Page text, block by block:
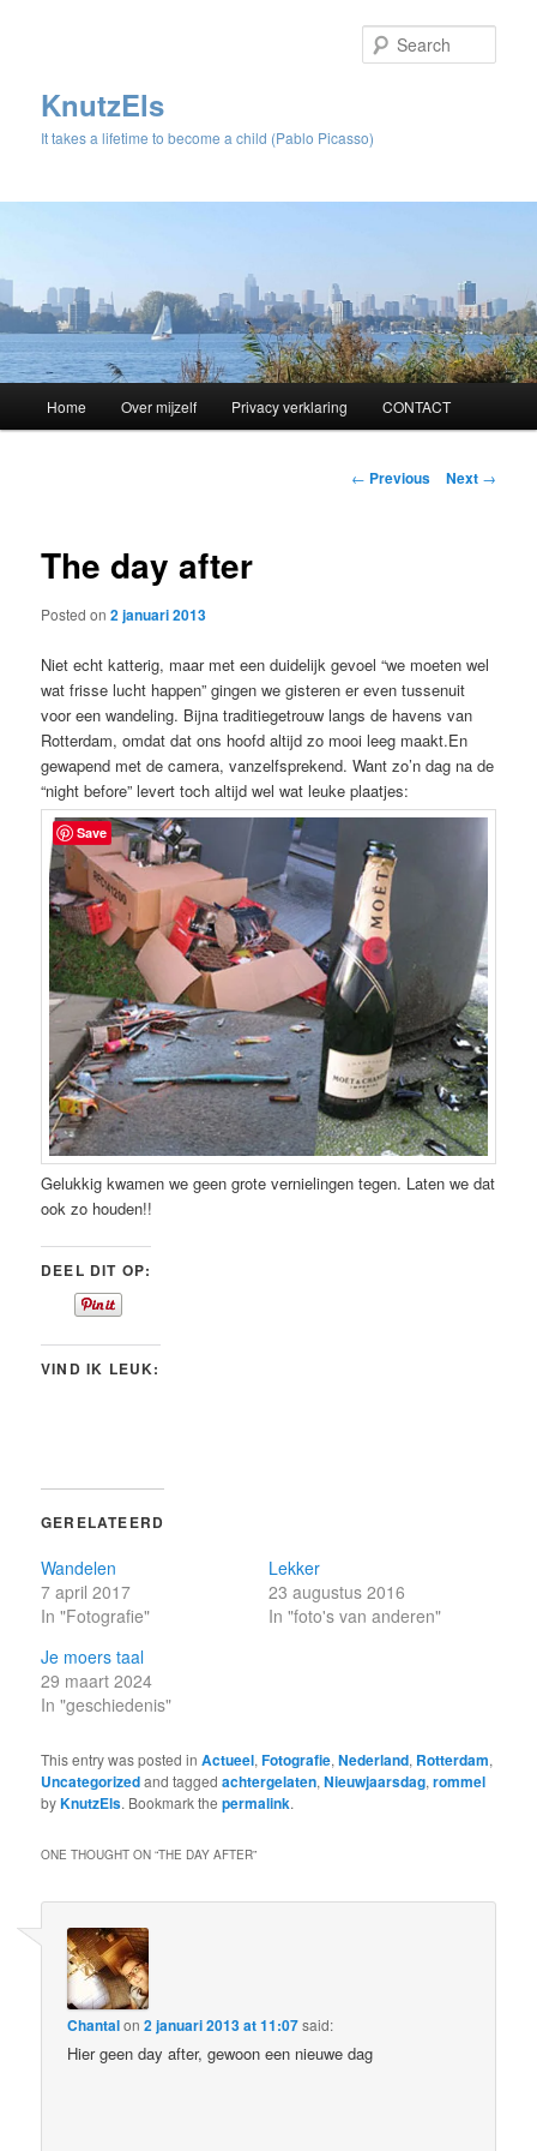
KnutzEls
It takes a lifetime to become a child (Pablo Picasso)
Skip
content
Home Over mijzelf Privacy verklaring CONTACT
Post
← Previous Next →
The day after
Posted on2 januari 2013
Niet echt katterig, maar met een duidelijk gevoel “we moeten wel
wat frisse lucht happen” gingen we gisteren er even tussenuit
voor een wandeling. Bijna traditiegetrouw langs de havens van
Rotterdam, omdat dat ons hoofd altijd zo mooi leeg maakt.En
gewapend met de camera, vanzelfsprekend. Want zo’n dag na de
“night before” levert toch altijd wel wat leuke plaatjes:
Gelukkig kwamen we geen grote vernielingen tegen. Laten we dat
ook zo houden!!
DEEL DIT OP:
VIND IK LEUK:
GERELATEERD
Wandelen
7 april 2017
In "Fotografie"
Lekker
23 augustus 2016
In "foto's van anderen"
Je moers taal
29 maart 2024
In "geschiedenis"
This entry was posted inActueel,Fotografie,Nederland, Rotterdam,
Uncategorizedand taggedachtergelaten,Nieuwjaarsdag,rommel
byKnutzEls. Bookmark thepermalink.
ONE THOUGHT ON “THE DAY AFTER”
Chantalon2 januari 2013 at 11:07said:
Hier geen day after, gewoon een nieuwe dag
Save